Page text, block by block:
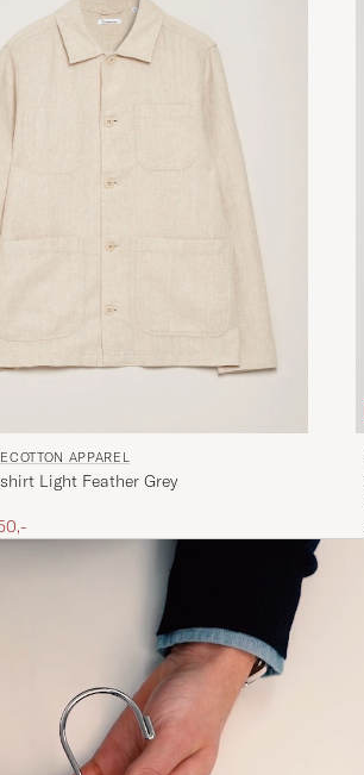
APPAREL
Light Feather Grey
pris